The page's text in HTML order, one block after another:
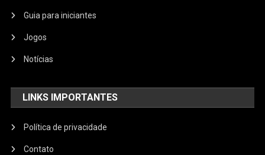
Guia para iniciantes
Jogos
Notícias
LINKS IMPORTANTES
Política de privacidade
Contato